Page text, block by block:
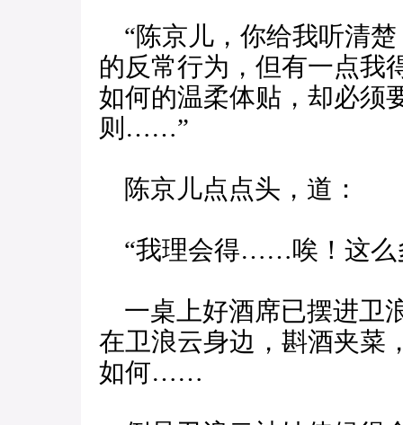
“陈京儿，你给我听清
的反常行为，但有一点我
如何的温柔体贴，却必须
则……”
陈京儿点点头，道：
“我理会得……唉！这么
一桌上好酒席已摆进卫
在卫浪云身边，斟酒夹菜
如何……